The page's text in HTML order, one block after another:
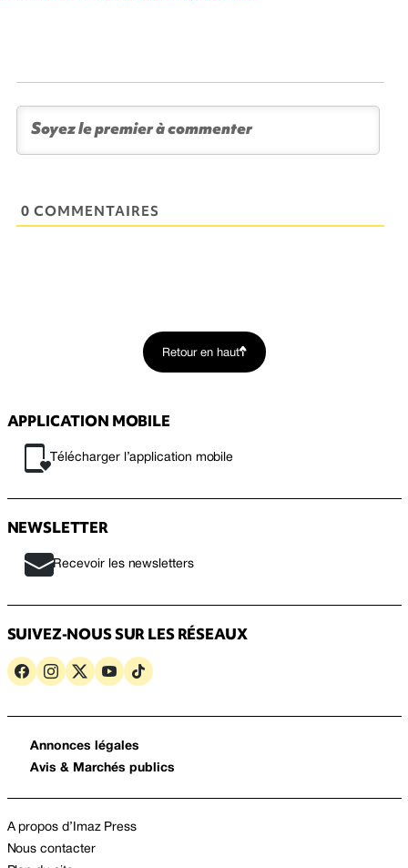
0 COMMENTAIRES
Retour en haut
APPLICATION MOBILE
Télécharger l’application mobile
NEWSLETTER
Recevoir les newsletters
SUIVEZ-NOUS SUR LES RÉSEAUX
Annonces légales
Avis & Marchés publics
A propos d’Imaz Press
Nous contacter